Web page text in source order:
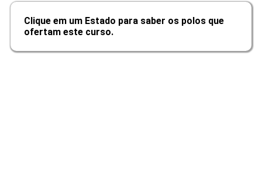
Clique em um Estado para saber os polos que
ofertam este curso.